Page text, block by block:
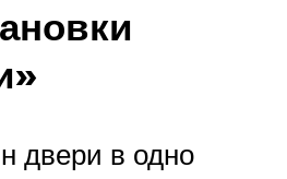
двери в одно